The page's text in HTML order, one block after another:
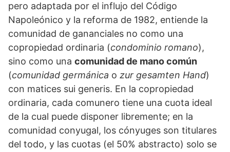
pero adaptada por el influjo del Código
Napoleónico y la reforma de 1982, entiende la
comunidad de gananciales no como una
copropiedad ordinaria (condominio romano),
sino como una comunidad de mano común
(comunidad germánica o zur gesamten Hand)
con matices sui generis. En la copropiedad
ordinaria, cada comunero tiene una cuota ideal
de la cual puede disponer libremente; en la
comunidad conyugal, los cónyuges son titulares
del todo, y las cuotas (el 50% abstracto) solo se